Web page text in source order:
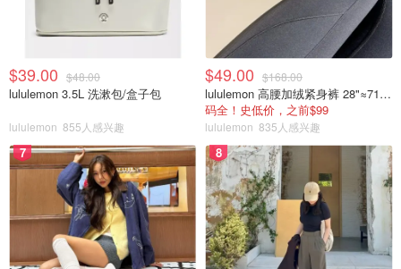
$39.00 $48.00
lululemon 3.5L 洗漱包/盒子包
lululemon 855人感兴趣
$49.00 $168.00
lululemon 高腰加绒紧身裤 28"≈71cm 5个口袋
码全！史低价，之前$99
lululemon 835人感兴趣
7 8